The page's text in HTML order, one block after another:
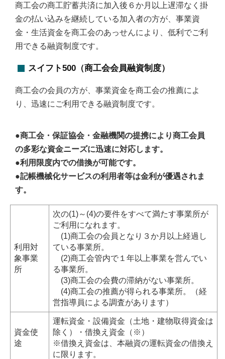
商工会の商工貯蓄共済に加入後６か月以上遅滞なく掛
金の払い込みを継続している加入者の方が、事業資
金・生活資金を商工会のあっせんにより、低利でご利
用できる融資制度です。
スイフト500（商工会会員融資制度）
商工会の会員の方が、事業資金を商工会の推薦によ
り、迅速にご利用できる融資制度です。
●商工会・保証協会・金融機関の提携により商工会員
の多彩な資金ニーズに迅速に対応します。
●利用限度内での借換が可能です。
●記帳機械化サービスの利用者等は金利が優遇されま
す。
利用対
象事業
所
次の(1)～(4)の要件をすべて満たす事業所が
ご利用になれます。
(1)商工会の会員となり３か月以上経過し
ている事業所。
(2)商工会管内で１年以上事業を営んでい
る事業所。
(3)商工会の会費の滞納がない事業所。
(4)商工会の推薦が得られる事業所。（経
営指導員による調査があります）
資金使
途
運転資金・設備資金（土地・建物取得資金は
除く）・借換え資金（※）
※借換え資金は、本融資の運転資金の借換え
に限ります。